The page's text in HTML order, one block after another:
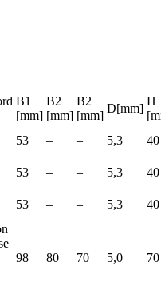
B1
[mm]
B2
[mm]
B2
[mm]
D[mm]
H
53 – – 5,3
40
53 – – 5,3
40
53 – – 5,3 40
98 80 70 5,0 70